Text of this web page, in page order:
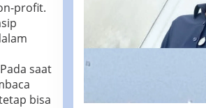
profit.
saat
bisa